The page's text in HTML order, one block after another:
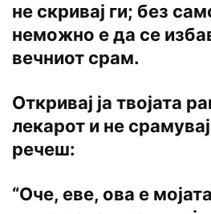
не скривај ги; без
неможно е да се
вечниот срам.
Откривај ја твојата
лекарот и не
речеш:
“Оче, еве, ова е